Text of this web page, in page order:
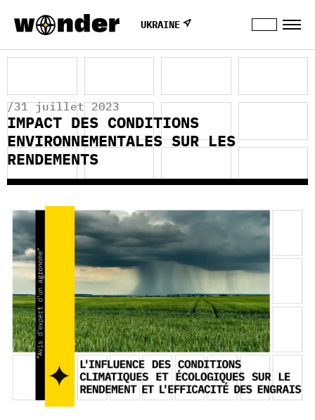
UKRAINE
/31 juillet 2023
IMPACT DES CONDITIONS
ENVIRONNEMENTALES SUR LES
RENDEMENTS